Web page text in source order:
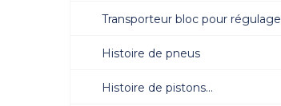
Transporteur bloc pour régulage
Histoire de pneus
Histoire de pistons…